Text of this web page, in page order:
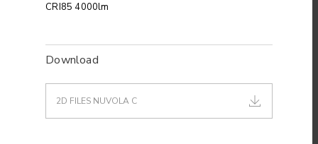
CRI85 4000lm
Download
2D FILES NUVOLA C